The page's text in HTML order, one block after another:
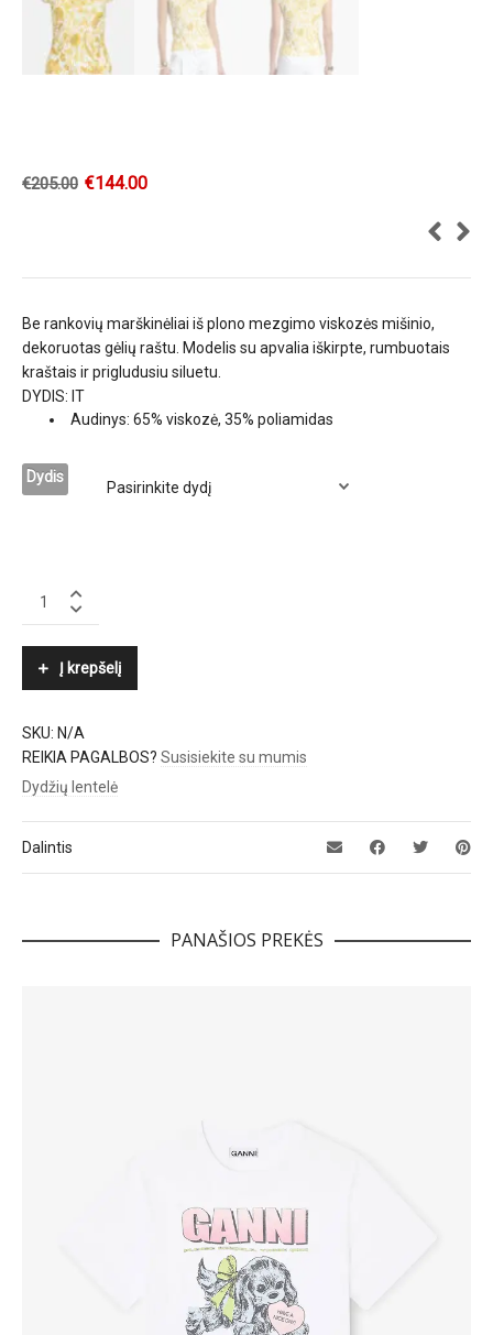
€205.00 €144.00
Be rankovių marškinėliai iš plono mezgimo viskozės mišinio,
dekoruotas gėlių raštu. Modelis su apvalia iškirpte, rumbuotais
kraštais ir prigludusiu siluetu.
DYDIS: IT
Audinys: 65% viskozė, 35% poliamidas
Dydis
SPAGNOLI
Į krepšelį
SKU: N/A
REIKIA PAGALBOS? Susisiekite su mumis
Dydžių lentelė
Dalintis
PANAŠIOS PREKĖS